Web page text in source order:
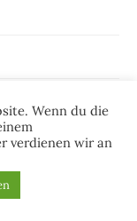
Wenn du die
verdienen wir an